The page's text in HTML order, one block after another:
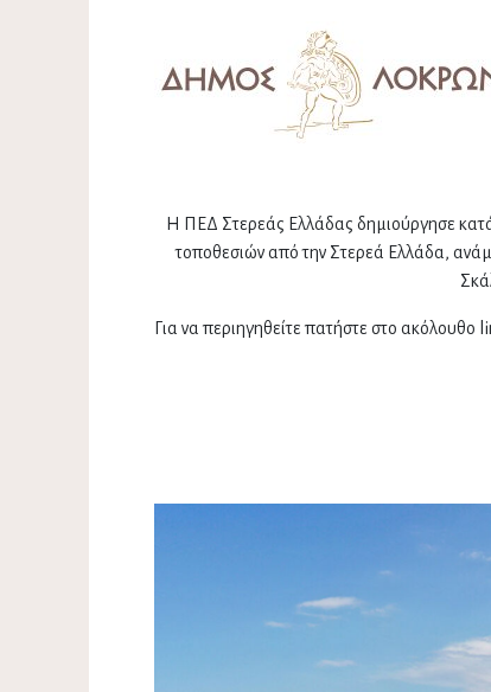
Η ΠΕΔ Στερεάς Ελλάδας δημιούργησε
τοποθεσιών από την Στερεά Ελλάδα,
Για να περιηγηθείτε πατήστε στο ακόλουθο